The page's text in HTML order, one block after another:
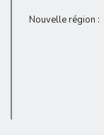
Nouvelle région :